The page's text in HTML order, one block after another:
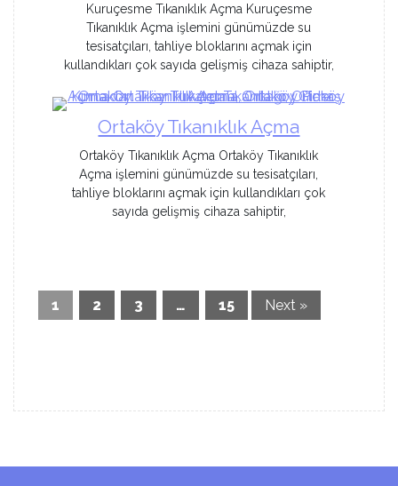
Kuruçesme Tıkanıklık Açma Kuruçesme
Tıkanıklık Açma işlemini günümüzde su
tesisatçıları, tahliye bloklarını açmak için
kullandıkları çok sayıda gelişmiş cihaza sahiptir,
Ortaköy Tıkanıklık Açma
Ortaköy Tıkanıklık Açma Ortaköy Tıkanıklık
Açma işlemini günümüzde su tesisatçıları,
tahliye bloklarını açmak için kullandıkları çok
sayıda gelişmiş cihaza sahiptir,
1 2 3 … 15 Next »